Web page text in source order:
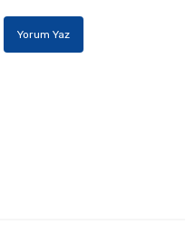
Yorum Yaz